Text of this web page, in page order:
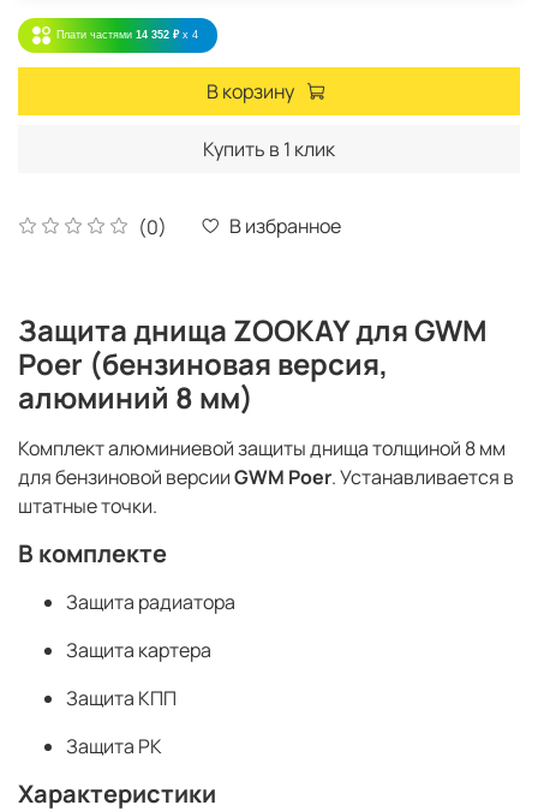
(0) В избранное
Плати частями 14 352 ₽ x 4
В корзину
Купить в 1 клик
Защита днища ZOOKAY для GWM
Poer (бензиновая версия,
алюминий 8 мм)
Комплект алюминиевой защиты днища толщиной 8 мм
для бензиновой версииGWM Poer. Устанавливается в
штатные точки.
В комплекте
Защита радиатора
Защита картера
Защита КПП
Защита РК
Характеристики